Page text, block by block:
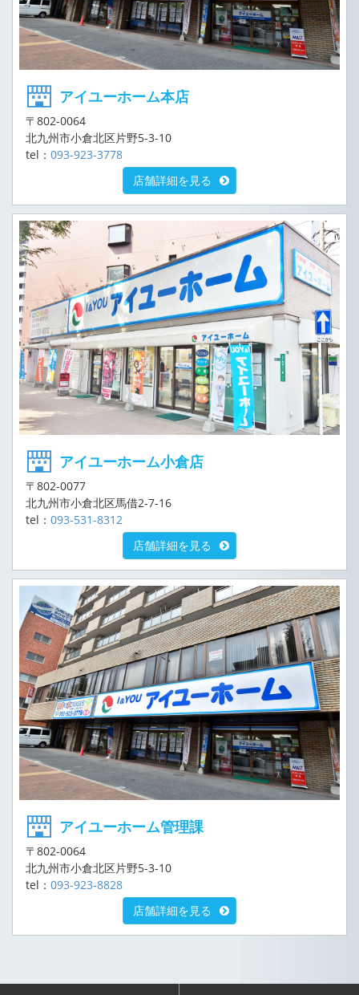
アイユーホーム本店
〒802-0064
北九州市小倉北区片野5-3-10
tel： 093-923-3778
店舗詳細を見る
アイユーホーム小倉店
〒802-0077
北九州市小倉北区馬借2-7-16
tel： 093-531-8312
店舗詳細を見る
アイユーホーム管理課
〒802-0064
北九州市小倉北区片野5-3-10
tel： 093-923-8828
店舗詳細を見る